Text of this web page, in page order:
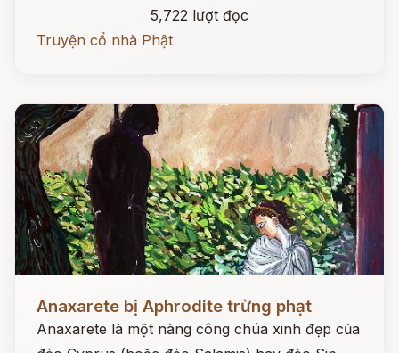
5,722 lượt đọc
Truyện cổ nhà Phật
Anaxarete bị Aphrodite trừng phạt
Anaxarete là một nàng công chúa xinh đẹp của